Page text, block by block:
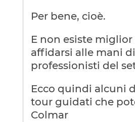
Per bene, cioè.
E non esiste
affidarsi alle mani di
professionisti del
Ecco quindi alcuni
tour guidati che
Colmar